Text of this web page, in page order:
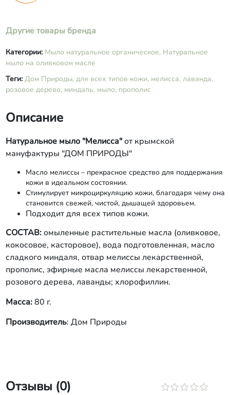
Другие товары бренда
Категории: Мыло натуральное органическое, Натуральное
мыло на оливковом масле
Теги: Дом Природы, для всех типов кожи, мелисса, лаванда,
розовое дерево, миндаль, мыло, прополис
Описание
Натуральное мыло "Мелисса"от крымской
мануфактуры "ДОМ ПРИРОДЫ"
Масло мелиссы – прекрасное средство для поддержания
кожи в идеальном состоянии.
Стимулирует микроциркуляцию кожи, благодаря чему она
становится свежей, чистой, дышащей здоровьем.
Подходит для всех типов кожи.
СОСТАВ:омыленные растительные масла (оливковое,
кокосовое, касторовое), вода подготовленная, масло
сладкого миндаля, отвар мелиссы лекарственной,
прополис, эфирные масла мелиссы лекарственной,
розового дерева, лаванды; хлорофиллин.
Масса:80 г.
Производитель: Дом Природы
Отзывы (0)